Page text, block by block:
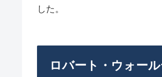
した。
ロバート・ウォー